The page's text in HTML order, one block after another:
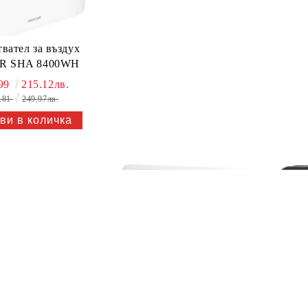
за въздух
SHA 8400WH
215.12лв.
249.97лв.